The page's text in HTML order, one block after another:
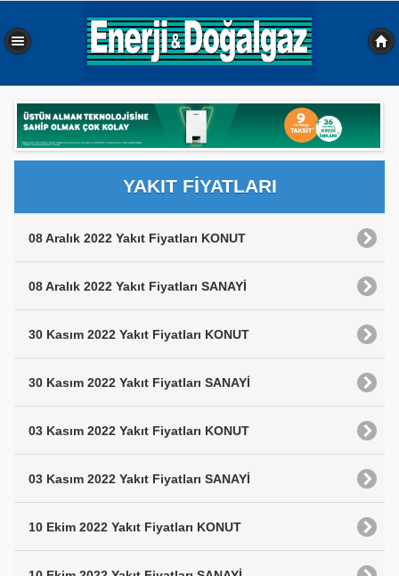
YAKIT FİYATLARI
08 Aralık 2022 Yakıt Fiyatları KONUT
08 Aralık 2022 Yakıt Fiyatları SANAYİ
30 Kasım 2022 Yakıt Fiyatları KONUT
30 Kasım 2022 Yakıt Fiyatları SANAYİ
03 Kasım 2022 Yakıt Fiyatları KONUT
03 Kasım 2022 Yakıt Fiyatları SANAYİ
10 Ekim 2022 Yakıt Fiyatları KONUT
0,342 sn